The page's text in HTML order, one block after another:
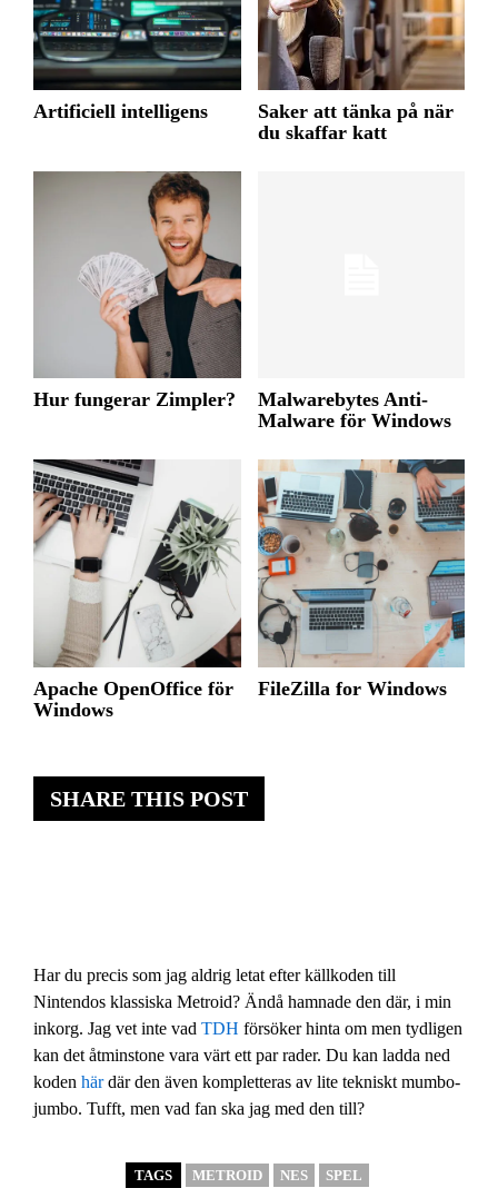
SHARE THIS POST
Har du precis som jag aldrig letat efter källkoden till
Nintendos klassiska Metroid? Ändå hamnade den där, i min
inkorg. Jag vet inte vad TDH försöker hinta om men tydligen
kan det åtminstone vara värt ett par rader. Du kan ladda ned
koden härdär den även kompletteras av lite tekniskt mumbo-
jumbo. Tufft, men vad fan ska jag med den till?
TAGS METROID NES SPEL
Artificiell intelligens
Saker att tänka på när
du skaffar katt
Hur fungerar Zimpler?
Malwarebytes Anti-
Malware för Windows
Apache OpenOffice för
Windows
FileZilla for Windows